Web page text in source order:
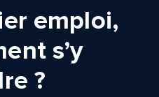
emploi,
s’y
?